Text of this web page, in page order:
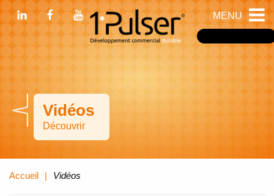
MENU
Vidéos
Découvrir
Accueil Vidéos